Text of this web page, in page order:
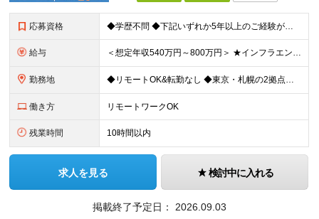
応募資格 ◆学歴不問 ◆下記いずれか5年以上のご経験がある方 AWS、インフラ設計、インフラ構築 ＼こんな方も大歓迎／ ・自動化や標準化を推進することが好きな方 ・インフラアーキテクトやSREを目指したい方
給与 ＜想定年収540万円～800万円＞ ★インフラエンジニアの場合は想定年収【540万～800万円】ほどとなります。 【東京都】 ◆月給：33.4万円～＋賞与年2回（賞与支給実績5ヶ月分）＋残業代全額支
勤務地 ◆リモートOK&転勤なし ◆東京・札幌の2拠点で募集中 【東京本社】 東京都千代田区神田練塀町300 住友不動産秋葉原駅前ビル17F 【札幌開発センター】 北海道札幌市北区北7条西4-5-1 伊藤
働き方 リモートワークOK
残業時間 10時間以内
求人を見る 検討中に入れる
掲載終了予定日： 2026.09.03